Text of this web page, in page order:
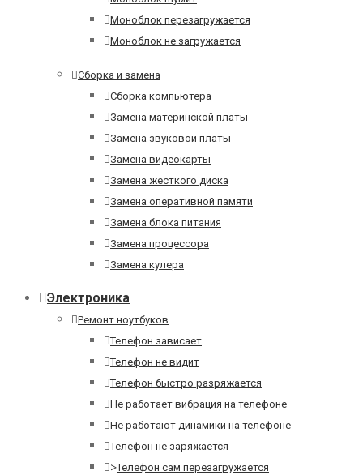
Моноблок перезагружается
Моноблок не загружается
Сборка и замена
Сборка компьютера
Замена материнской платы
Замена звуковой платы
Замена видеокарты
Замена жесткого диска
Замена оперативной памяти
Замена блока питания
Замена процессора
Замена кулера
Электроника
Ремонт ноутбуков
Телефон зависает
Телефон не видит
Телефон быстро разряжается
Не работает вибрация на телефоне
Не работают динамики на телефоне
Телефон не заряжается
>Телефон сам перезагружается